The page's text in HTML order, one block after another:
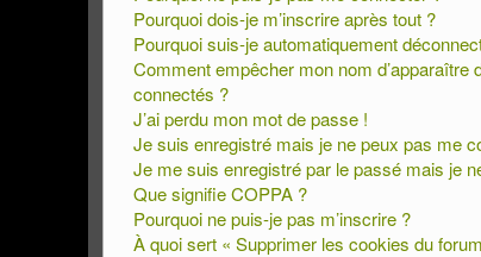
Pourquoi dois-je m’inscrire après tout ?
Pourquoi suis-je automatiquement
Comment empêcher mon nom d’apparaître
connectés ?
J’ai perdu mon mot de passe !
Je suis enregistré mais je ne peux pas me
Je me suis enregistré par le passé mais je
Que signifie COPPA ?
Pourquoi ne puis-je pas m’inscrire ?
À quoi sert « Supprimer les cookies du